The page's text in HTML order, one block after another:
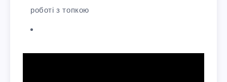
роботі з топкою